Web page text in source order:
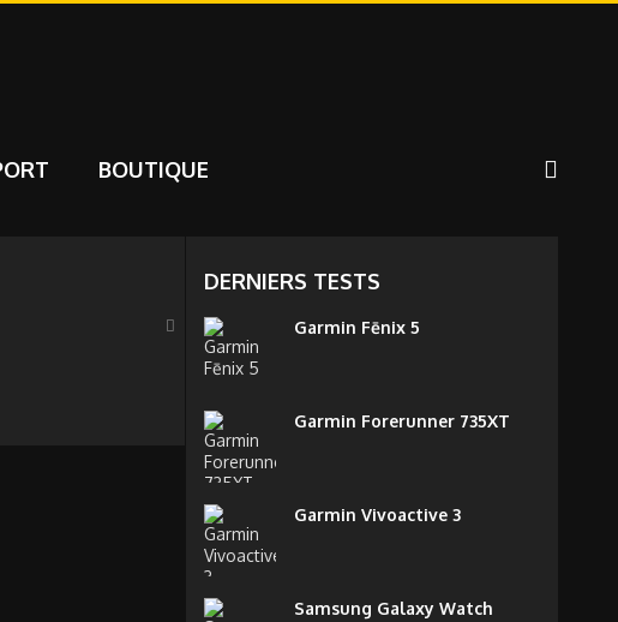
BOUTIQUE
DERNIERS TESTS
Garmin Fēnix 5
Garmin Forerunner 735XT
Garmin Vivoactive 3
Samsung Galaxy Watch